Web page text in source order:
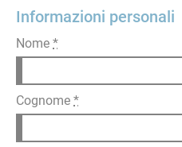
Informazioni personali
Nome *
Cognome *